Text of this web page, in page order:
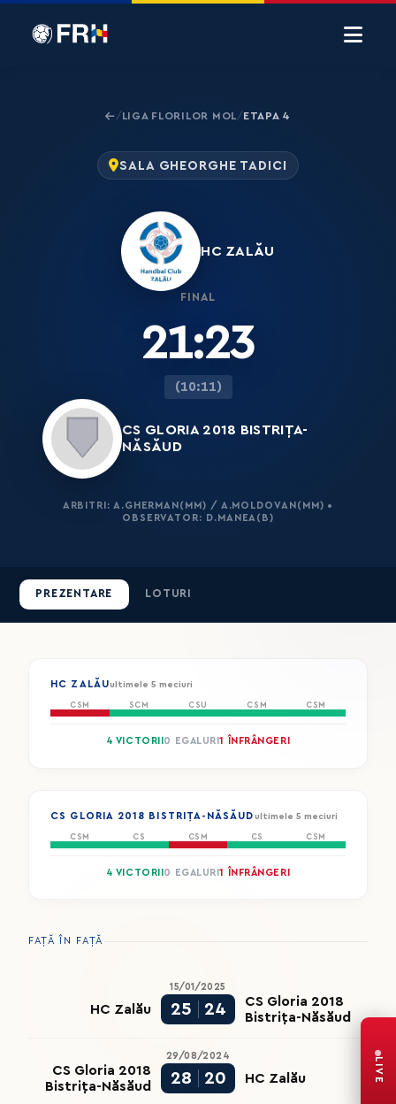
/LIGA FLORILOR MOL/ETAPA 4
SALA GHEORGHE TADICI
HC ZALĂU
FINAL
21:23
(10:11)
CS GLORIA 2018 BISTRIȚA-
NĂSĂUD
ARBITRI: A.GHERMAN(MM) / A.MOLDOVAN(MM) •
OBSERVATOR: D.MANEA(B)
PREZENTARE LOTURI
HC ZALĂUultimele 5 meciuri
CSM SCM CSU CSM CSM
4 VICTORII 0 EGALURI1 ÎNFRÂNGERI
CS GLORIA 2018 BISTRIȚA-NĂSĂUD ultimele 5 meciuri
CSM CS CSM CS CSM
4 VICTORII 0 EGALURI1 ÎNFRÂNGERI
FAȚĂ ÎN FAȚĂ
15/01/2025
HC Zalău 25 24
CS Gloria 2018
Bistrița-Năsăud
29/08/2024
CS Gloria 2018
Bistrița-Năsăud
28 20 HC Zalău LIVE